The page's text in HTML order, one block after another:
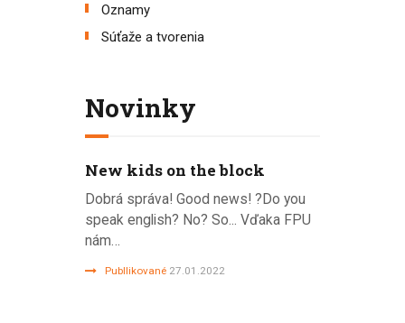
Oznamy
Súťaže a tvorenia
Novinky
New kids on the block
Dobrá správa! Good news! ?Do you
speak english? No? So... Vďaka FPU
nám…
Publlikované 27.01.2022